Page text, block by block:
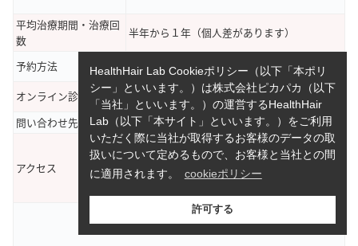
平均治療期間・治療回
数
半年から１年（個人差があります）
予約方法
電話・Web・LINE
オンライン診療
対応可能
問い合わせ先
TEL：03-6416-4634
アクセス
東京都渋谷区恵比寿西1-14-9ブラッサム西ビ
ル 4F
JR線恵比寿駅 5番出口 徒歩3分
HealthHair Lab Cookieポリシー（以下「本ポリ
シー」といいます。）は株式会社ピカパカ（以下
「当社」といいます。）の運営するHealthHair
Lab（以下「本サイト」といいます。）をご利用
いただく際に当社が取得するお客様のデータの取
扱いについて定めるもので、お客様と当社との間
に適用されます。
cookieポリシー
許可する